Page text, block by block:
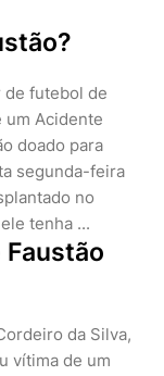
de futebol de
um Acidente
doado para
segunda-feira
no
tenha ...
da Silva,
vítima de um